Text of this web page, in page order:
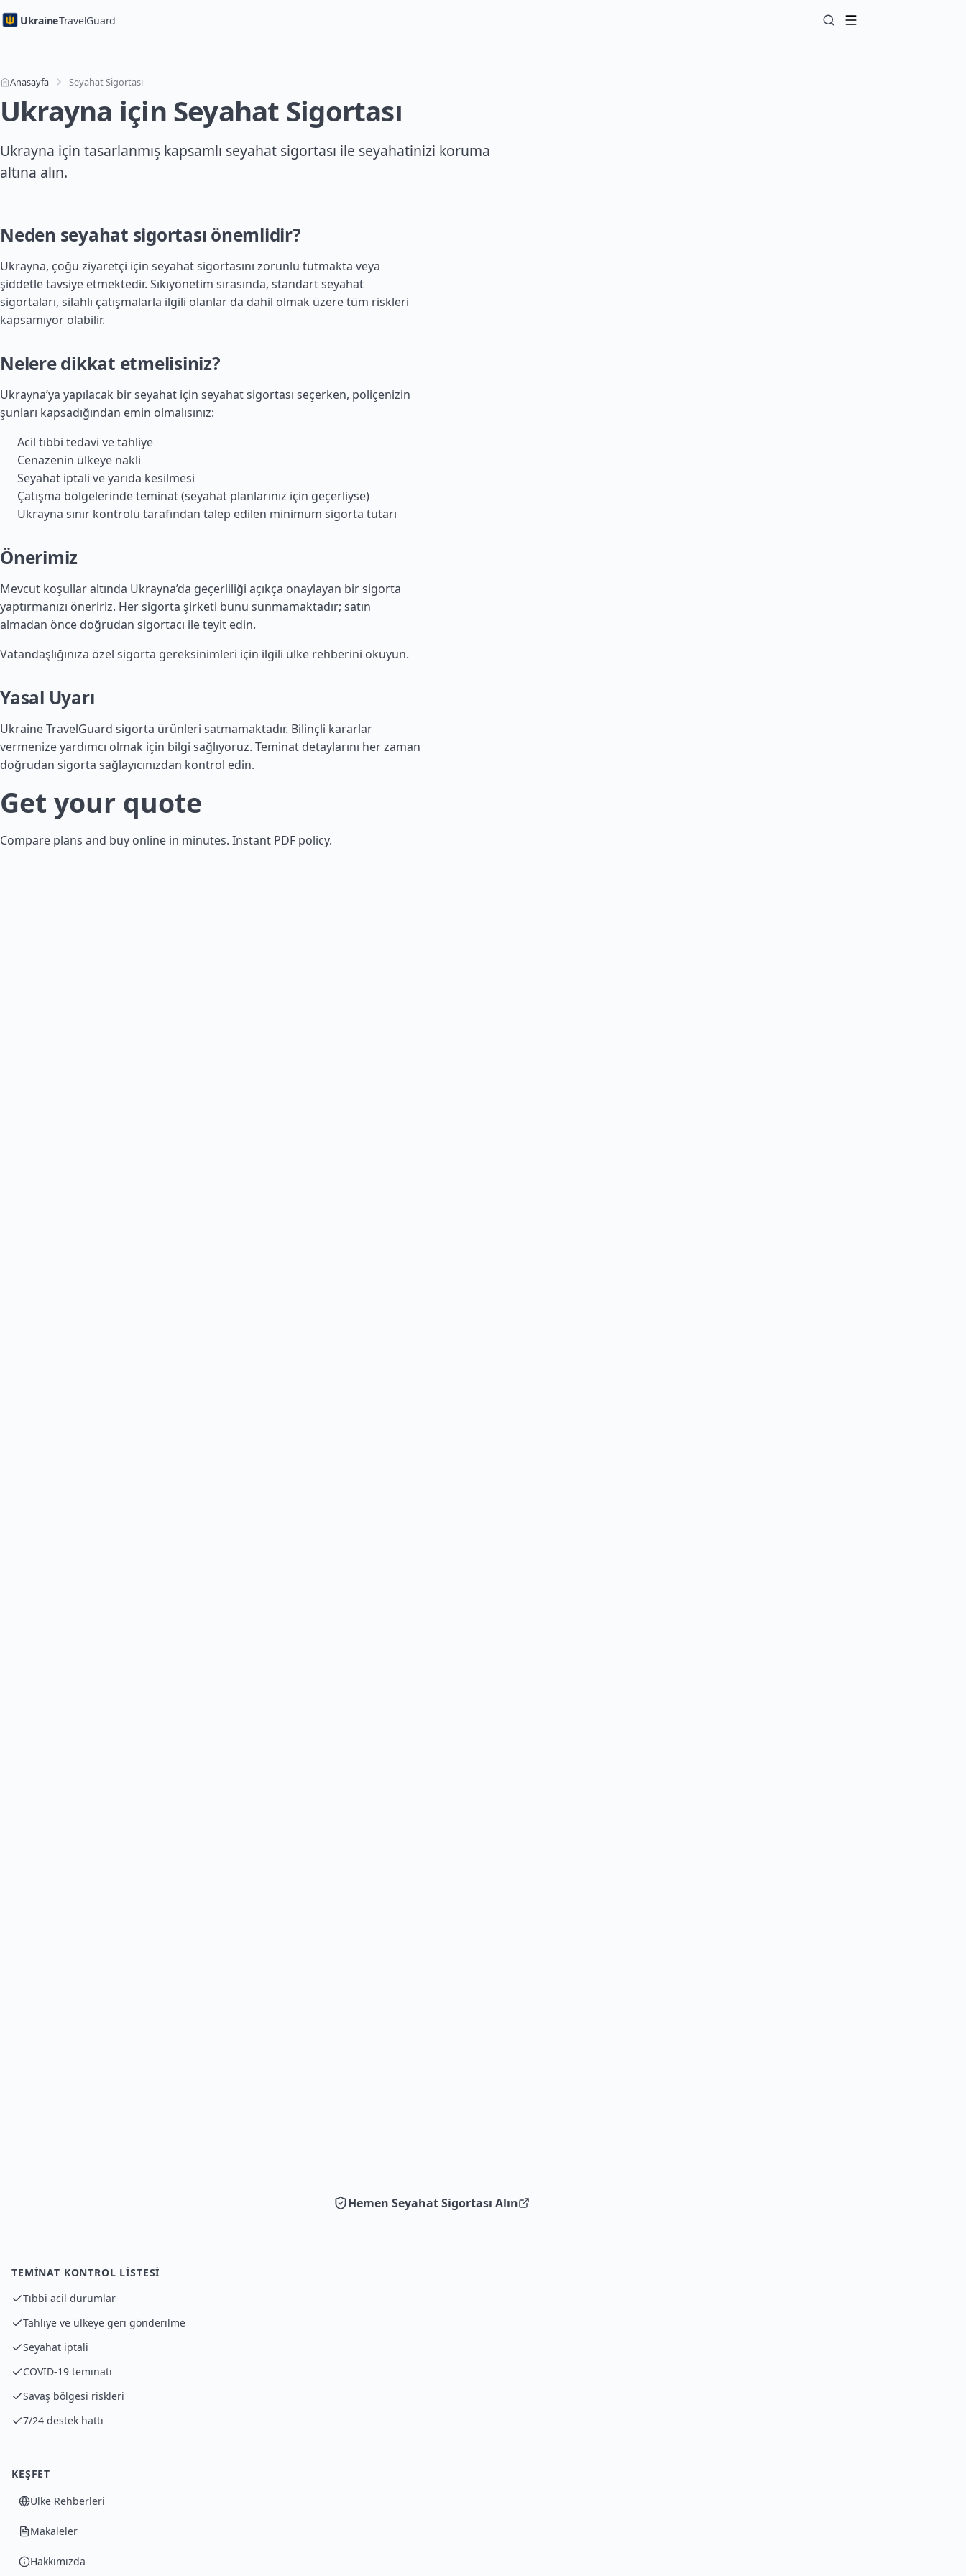
UkraineTravelGuard
Anasayfa Seyahat Sigortası
Ukrayna için Seyahat Sigortası
Ukrayna için tasarlanmış kapsamlı seyahat sigortası ile seyahatinizi koruma
altına alın.
Neden seyahat sigortası önemlidir?
Ukrayna, çoğu ziyaretçi için seyahat sigortasını zorunlu tutmakta veya
şiddetle tavsiye etmektedir. Sıkıyönetim sırasında, standart seyahat
sigortaları, silahlı çatışmalarla ilgili olanlar da dahil olmak üzere tüm riskleri
kapsamıyor olabilir.
Nelere dikkat etmelisiniz?
Ukrayna’ya yapılacak bir seyahat için seyahat sigortası seçerken, poliçenizin
şunları kapsadığından emin olmalısınız:
Acil tıbbi tedavi ve tahliye
Cenazenin ülkeye nakli
Seyahat iptali ve yarıda kesilmesi
Çatışma bölgelerinde teminat (seyahat planlarınız için geçerliyse)
Ukrayna sınır kontrolü tarafından talep edilen minimum sigorta tutarı
Önerimiz
Mevcut koşullar altında Ukrayna’da geçerliliği açıkça onaylayan bir sigorta
yaptırmanızı öneririz. Her sigorta şirketi bunu sunmamaktadır; satın
almadan önce doğrudan sigortacı ile teyit edin.
Vatandaşlığınıza özel sigorta gereksinimleri için ilgili ülke rehberini okuyun.
Yasal Uyarı
Ukraine TravelGuard sigorta ürünleri satmamaktadır. Bilinçli kararlar
vermenize yardımcı olmak için bilgi sağlıyoruz. Teminat detaylarını her zaman
doğrudan sigorta sağlayıcınızdan kontrol edin.
Get your quote
Compare plans and buy online in minutes. Instant PDF policy.
Hemen Seyahat Sigortası Alın
TEMINAT KONTROL LISTESI
Tıbbi acil durumlar
Tahliye ve ülkeye geri gönderilme
Seyahat iptali
COVID-19 teminatı
Savaş bölgesi riskleri
7/24 destek hattı
KEŞFET
Ülke Rehberleri
Makaleler
Hakkımızda